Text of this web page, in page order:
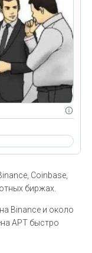
Coinbase,
биржах.
Binance и около
APT быстро